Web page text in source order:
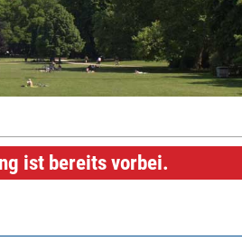
ist bereits vorbei.